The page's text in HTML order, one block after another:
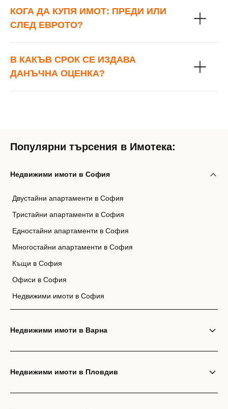
КОГА ДА КУПЯ ИМОТ: ПРЕДИ ИЛИ
СЛЕД ЕВРОТО?
В КАКЪВ СРОК СЕ ИЗДАВА
ДАНЪЧНА ОЦЕНКА?
Популярни търсения в Имотека:
Недвижими имоти в София
Двустайни апартаменти в София
Тристайни апартаменти в София
Едностайни апартаменти в София
Многостайни апартаменти в София
Къщи в София
Офиси в София
Недвижими имоти в София
Недвижими имоти в Варна
Недвижими имоти в Пловдив